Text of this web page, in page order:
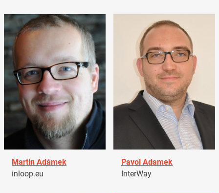
Martin Adámek
inloop.eu
Pavol Adamek
InterWay